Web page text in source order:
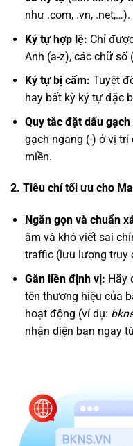
như .com, .vn, .net,…).
Ký tự hợp lệ: Chỉ
Anh (a-z), các chữ số
Ký tự bị cấm: Tuyệt
hay bất kỳ ký tự đặc
Quy tắc đặt dấu gạch
gạch ngang (-) ở vị
miền.
2. Tiêu chí tối ưu cho
Ngắn gọn và chuẩn
âm và khó viết sai
traffic (lưu lượng truy
Gắn liền định vị: Hãy
tên thương hiệu của
hoạt động (ví dụ:
nhận diện bạn ngay